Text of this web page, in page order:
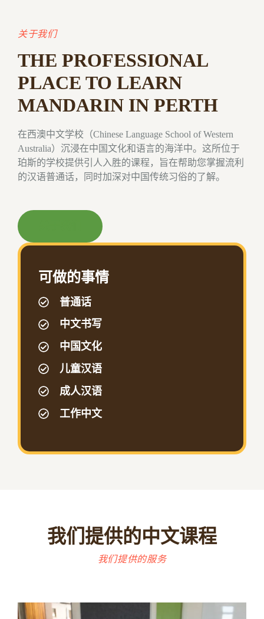
关于我们
THE PROFESSIONAL
PLACE TO LEARN
MANDARIN IN PERTH
在西澳中文学校（Chinese Language School of Western
Australia）沉浸在中国文化和语言的海洋中。这所位于
珀斯的学校提供引人入胜的课程，旨在帮助您掌握流利
的汉语普通话，同时加深对中国传统习俗的了解。
可做的事情
普通话
中文书写
中国文化
儿童汉语
成人汉语
工作中文
我们提供的中文课程
我们提供的服务